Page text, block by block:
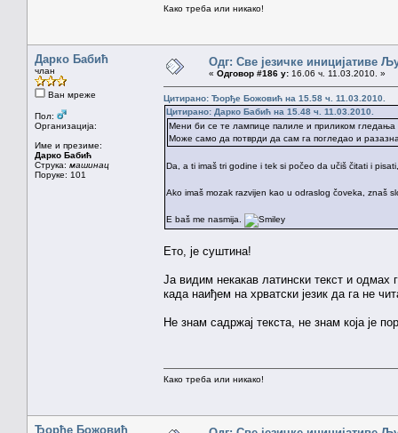
Како треба или никако!
Дарко Бабић
члан
Ван мреже
Пол:
Организација:
Име и презиме:
Дарко Бабић
Струка: машинац
Поруке: 101
Одг: Све језичке иницијативе
« Одговор #186 у: 16.06 ч. 11.03.2010. »
Цитирано: Ђорђе Божовић на 15.58 ч. 11.03.2010.
Цитирано: Дарко Бабић на 15.48 ч. 11.03.2010.
Мени би се те лампице палиле и приликом гледања
Може само да потврди да сам га погледао и
Da, a ti imaš tri godine i tek si počeo da učiš čitati i
Ako imaš mozak razvijen kao u odraslog čoveka, znaš
E baš me nasmija.
Ето, је суштина!
Ја видим некакав латински текст и одмах
када наиђем на хрватски језик да га не
Не знам садржај текста, не знам која је
Како треба или никако!
Ђорђе Божовић